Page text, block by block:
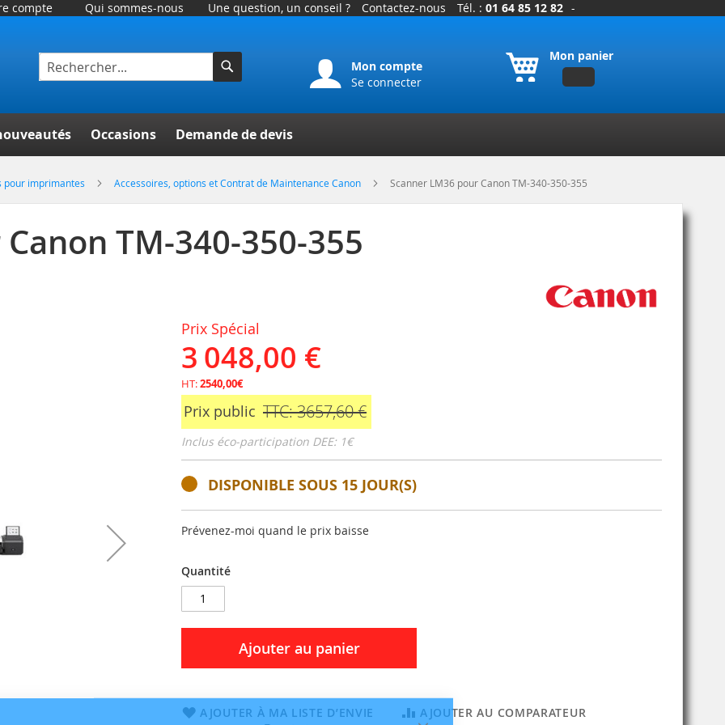
compte Qui sommes-nous Une question, un conseil ? Contactez-nous Tél. : 01 64 85 12 82 -
Mon panier
Mon compte
Se connecter
Occasions Demande de devis
pour imprimantes Accessoires, options et Contrat de Maintenance Canon Scanner LM36 pour Canon TM-340-350-355
TM-340-350-355
Prix Spécial
3 048,00 €
HT:2540,00€
Prix public TTC: 3657,60 €
Inclus éco-participation DEE: 1€
DISPONIBLE SOUS 15 JOUR(S)
Prévenez-moi quand le prix baisse
Quantité
Ajouter au panier
AJOUTER À MA LISTE D’ENVIE
AJOUTER AU COMPARATEUR